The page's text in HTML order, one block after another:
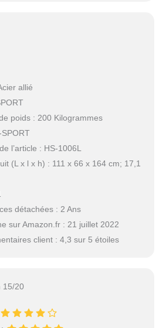
allié
poids : 200 Kilogrammes
l’article : HS-1006L
(L x l x h) : 111 x 66 x 164 cm; 17,1
détachées : 2 Ans
sur Amazon.fr : 21 juillet 2022
client : 4,3 sur 5 étoiles
15/20